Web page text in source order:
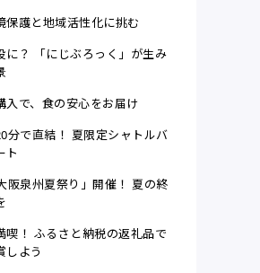
保護と地域活性化に挑む
に？ 「にじぶろっく」が生み
入で、食の安心をお届け
分で直結！ 夏限定シャトルバ
ト
阪泉州夏祭り」開催！ 夏の終
喫！ ふるさと納税の返礼品で
しよう